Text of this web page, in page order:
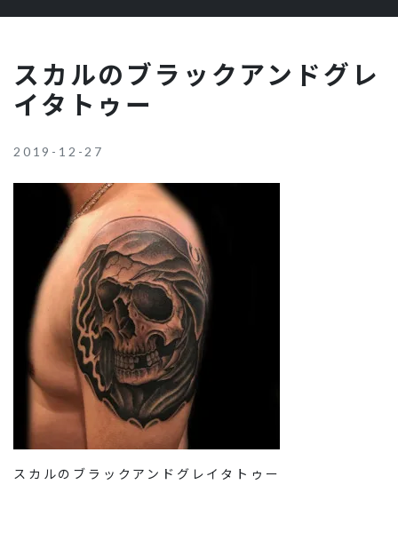
スカルのブラックアンドグレ
イタトゥー
2019-12-27
スカルのブラックアンドグレイタトゥー